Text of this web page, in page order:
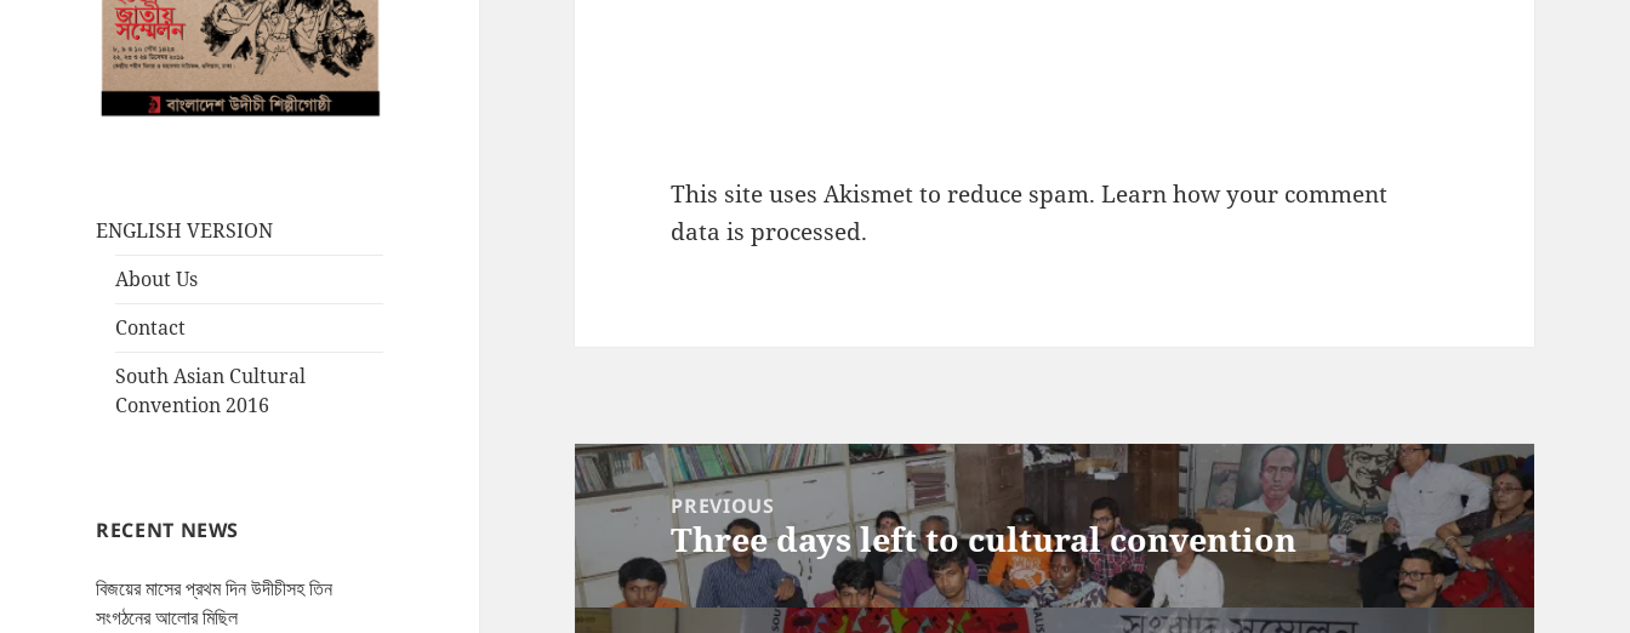
ENGLISH VERSION
About Us
Contact
South Asian Cultural
Convention 2016
RECENT NEWS
বিজয়ের মাসের প্রথম দিন উদীচীসহ তিন
সংগঠনের আলোর মিছিল
This site uses Akismet to reduce spam.Learn how your comment
data is processed.
Post
navigationPREVIOUS
Previous
post:
Three days left to cultural convention